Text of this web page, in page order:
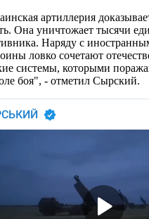
артиллерия
Она уничтожает тысячи
Наряду с
ловко сочетают
системы, которыми
боя", - отметил Сырский.